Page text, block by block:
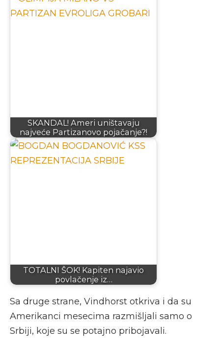
SKANDAL! Ameri uništavaju
najveće Partizanovo pojačanje?!
TOTALNI ŠOK! Kapiten najavio
povlačenje iz…
Sa druge strane, Vindhorst otkriva i da su
Amerikanci mesecima razmišljali samo o
Srbiji, koje su se potajno pribojavali.